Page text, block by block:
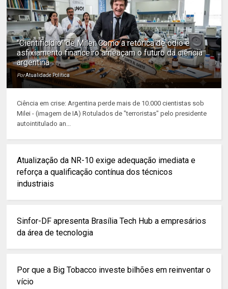
"Cientificídio" de Milei: Como a retórica de ódio e
asfixiamento financeiro ameaçam o futuro da ciência
argentina
PorAtualidade Política
Ciência em crise: Argentina perde mais de 10.000 cientistas sob
Milei - (imagem de IA) Rotulados de "terroristas" pelo presidente
autointitulado an...
Atualização da NR-10 exige adequação imediata e
reforça a qualificação contínua dos técnicos
industriais
Sinfor-DF apresenta Brasília Tech Hub a empresários
da área de tecnologia
Por que a Big Tobacco investe bilhões em reinventar o
vício